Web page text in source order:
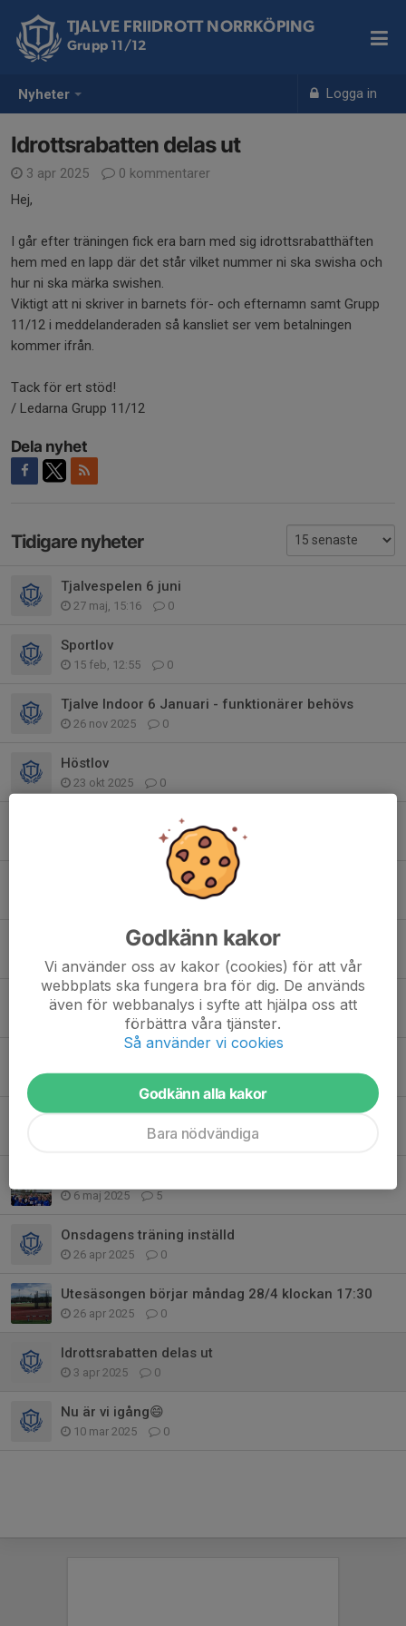
Nyheter Logga in
TJALVE FRIIDROTT NORRKÖPING
Grupp 11/12
Idrottsrabatten delas ut
3 apr 2025
0 kommentarer
Hej,
I går efter träningen fick era barn med sig idrottsrabatthäften
hem med en lapp där det står vilket nummer ni ska swisha och
hur ni ska märka swishen.
Viktigt att ni skriver in barnets för- och efternamn samt Grupp
11/12 i meddelanderaden så kansliet ser vem betalningen
kommer ifrån.
Tack för ert stöd!
/ Ledarna Grupp 11/12
Dela nyhet
Tidigare nyheter
Tjalvespelen 6 juni
27 maj, 15:16 0
Sportlov
15 feb, 12:55 0
Tjalve Indoor 6 Januari - funktionärer behövs
26 nov 2025 0
Höstlov
23 okt 2025 0
Inställd träning 27 augusti
0
Tjalvespelen - funktionärer!
Resultattävling flyttad till 9/7
1 jul 2025
Resultattävling 2/7 för 11/12, 13 och 14
30 jun 2025 0
23 jun 2025 0
Sista träningen på måndag 16/6
0
6 maj 2025 5
Onsdagens träning inställd
26 apr 2025 0
Utesäsongen börjar måndag 28/4 klockan 17:30
26 apr 2025 0
Idrottsrabatten delas ut
3 apr 2025 0
Nu är vi igång😄
10 mar 2025 0
Godkänn kakor
Vi använder oss av kakor (cookies) för att vår
webbplats ska fungera bra för dig. De används
även för webbanalys i syfte att hjälpa oss att
förbättra våra tjänster.
Så använder vi cookies
Godkänn alla kakor
Bara nödvändiga